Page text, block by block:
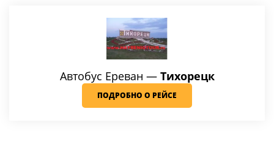
Автобус Ереван — Тихорецк
ПОДРОБНО О РЕЙСЕ